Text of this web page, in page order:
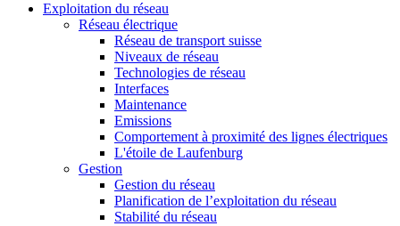
Exploitation du réseau
Réseau électrique
Réseau de transport suisse
Niveaux de réseau
Technologies de réseau
Interfaces
Maintenance
Emissions
Comportement à proximité des lignes électriques
L'étoile de Laufenburg
Gestion
Gestion du réseau
Planification de l’exploitation du réseau
Stabilité du réseau